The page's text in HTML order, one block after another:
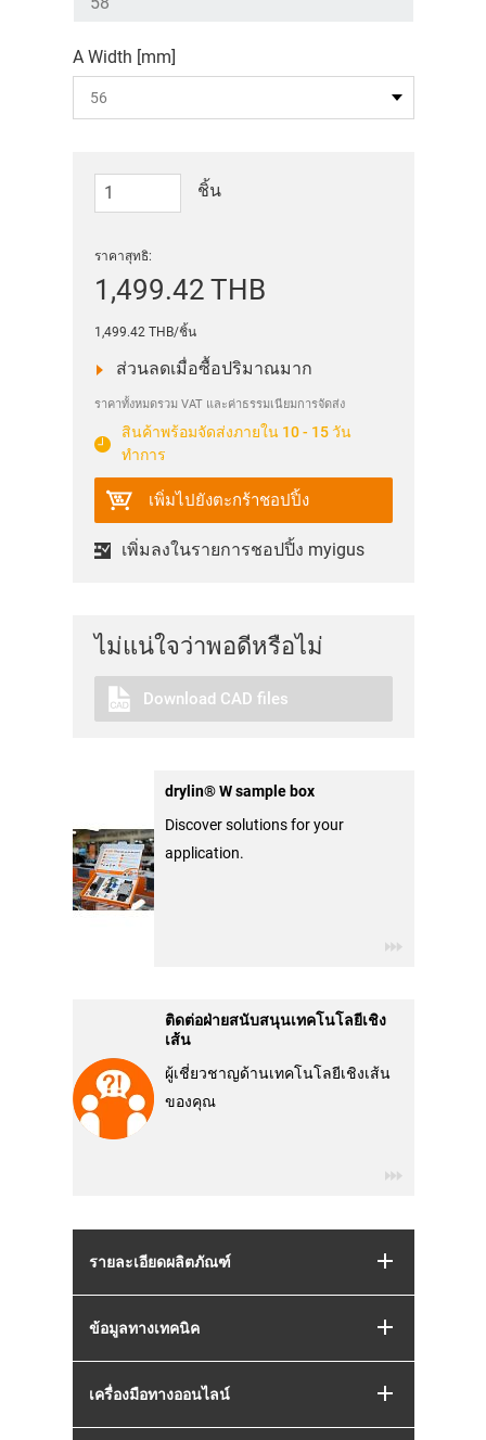
A Width [mm]
ชิ้น
ราคาสุทธิ:
1,499.42 THB
1,499.42 THB/ชิ้น
ส่วนลดเมื่อซื้อปริมาณมาก
ราคาทั้งหมดรวม VAT และค่าธรรมเนียมการจัดส่ง
สินค้าพร้อมจัดส่งภายใน 10 - 15 วัน
ทำการ
เพิ่มไปยังตะกร้าชอปปิ้ง
เพิ่มลงในรายการชอปปิ้ง myigus
ไม่แน่ใจว่าพอดีหรือไม่
Download CAD files
drylin® W sample box
Discover solutions for your
application.
ติดต่อฝ่ายสนับสนุนเทคโนโลยีเชิง
เส้น
ผู้เชี่ยวชาญด้านเทคโนโลยีเชิงเส้น
ของคุณ
รายละเอียดผลิตภัณฑ์
ข้อมูลทางเทคนิค
เครื่องมือทางออนไลน์